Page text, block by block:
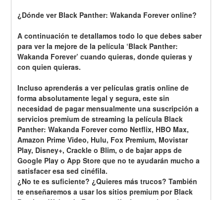
¿Dónde ver Black Panther: Wakanda Forever online?
A continuación te detallamos todo lo que debes saber
para ver la mejore de la película ‘Black Panther:
Wakanda Forever’ cuando quieras, donde quieras y
con quien quieras.
Incluso aprenderás a ver películas gratis online de
forma absolutamente legal y segura, este sin
necesidad de pagar mensualmente una suscripción a
servicios premium de streaming la película Black
Panther: Wakanda Forever como Netflix, HBO Max,
Amazon Prime Video, Hulu, Fox Premium, Movistar
Play, Disney+, Crackle o Blim, o de bajar apps de
Google Play o App Store que no te ayudarán mucho a
satisfacer esa sed cinéfila.
¿No te es suficiente? ¿Quieres más trucos? También
te enseñaremos a usar los sitios premium por Black